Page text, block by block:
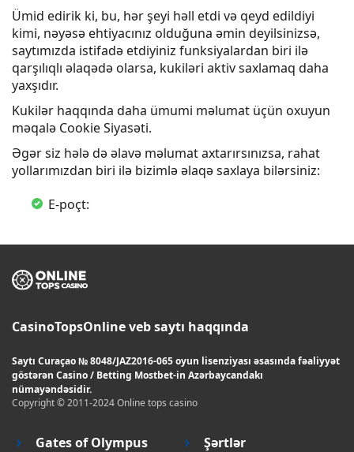
Ümid edirik ki, bu, hər şeyi həll etdi və qeyd edildiyi
kimi, nəyəsə ehtiyacınız olduğuna əmin deyilsinizsə,
saytımızda istifadə etdiyiniz funksiyalardan biri ilə
qarşılıqlı əlaqədə olarsa, kukiləri aktiv saxlamaq daha
yaxşıdır.
Kukilər haqqında daha ümumi məlumat üçün oxuyun
məqalə Cookie Siyasəti.
Əgər siz hələ də əlavə məlumat axtarırsınızsa, rahat
yollarımızdan biri ilə bizimlə əlaqə saxlaya bilərsiniz:
E-poçt:
CasinoTopsOnline veb saytı haqqında
Saytı Curaçao № 8048/JAZ2016-065 oyun lisenziyası əsasında fəaliyyət
göstərən Casino / Betting Mostbet-in Azərbaycandakı
nümayəndəsidir.
Copyright © 2011-2024 Online tops casino
Gates of Olympus
Şərtlər